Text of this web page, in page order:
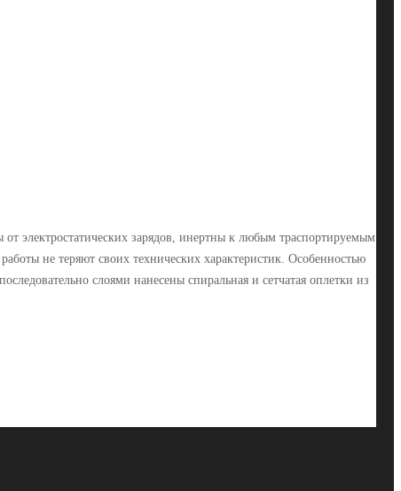
электростатических зарядов, инертны к любым траспортируемым
не теряют своих технических характеристик. Особенностью
слоями нанесены спиральная и сетчатая оплетки из